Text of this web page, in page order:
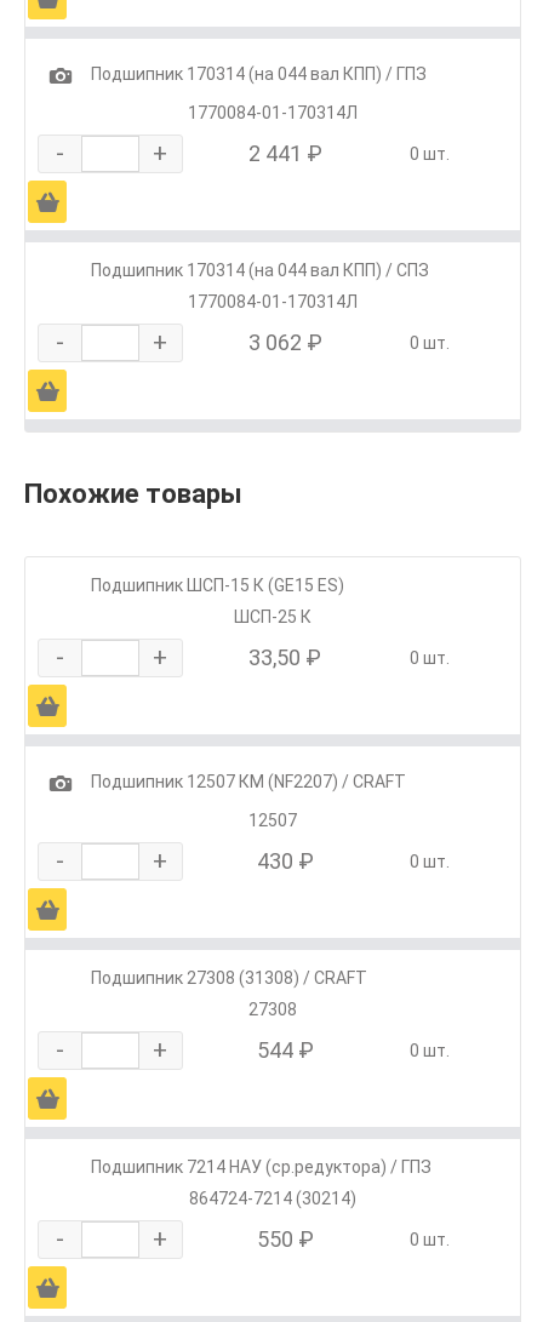
1
Подшипник 170314 (на 044 вал КПП) / ГПЗ
1770084-01-170314Л
- + 2 441 ₽ 0 шт.
Ä
Подшипник 170314 (на 044 вал КПП) / СПЗ
1770084-01-170314Л
- + 3 062 ₽ 0 шт.
Ä
Похожие товары
Подшипник ШСП-15 К (GE15 ES)
ШСП-25 К
- + 33,50 ₽ 0 шт.
Ä
1
Подшипник 12507 КМ (NF2207) / CRAFT
12507
- + 430 ₽ 0 шт.
Ä
Подшипник 27308 (31308) / CRAFT
27308
- + 544 ₽ 0 шт.
Ä
Подшипник 7214 НАУ (ср.редуктора) / ГПЗ
864724-7214 (30214)
- + 550 ₽ 0 шт.
Ä